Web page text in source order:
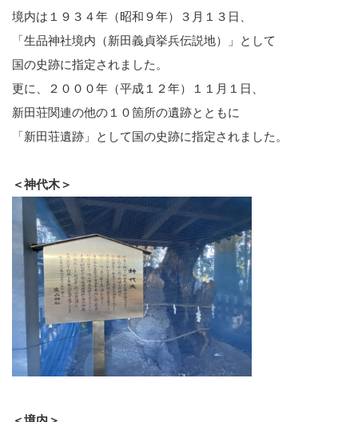
境内は１９３４年（昭和９年）３月１３日、
「生品神社境内（新田義貞挙兵伝説地）」として
国の史跡に指定されました。
更に、２０００年（平成１２年）１１月１日、
新田荘関連の他の１０箇所の遺跡とともに
「新田荘遺跡」として国の史跡に指定されました。
＜神代木＞